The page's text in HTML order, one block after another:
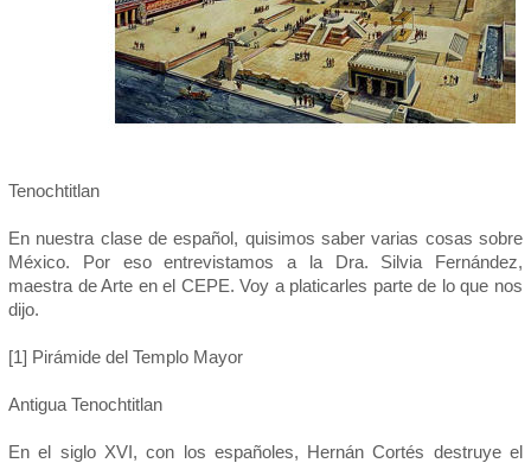
Tenochtitlan
En nuestra clase de español, quisimos saber varias cosas sobre
México. Por eso entrevistamos a la Dra. Silvia Fernández,
maestra de Arte en el CEPE. Voy a platicarles parte de lo que nos
dijo.
[1] Pirámide del Templo Mayor
Antigua Tenochtitlan
En el siglo XVI, con los españoles, Hernán Cortés destruye el